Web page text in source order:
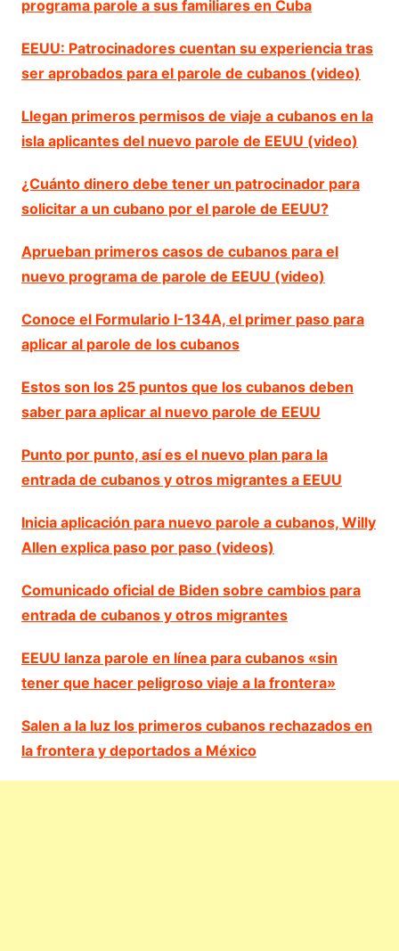
programa parole a sus familiares en Cuba
EEUU: Patrocinadores cuentan su experiencia tras
ser aprobados para el parole de cubanos (video)
Llegan primeros permisos de viaje a cubanos en la
isla aplicantes del nuevo parole de EEUU (video)
¿Cuánto dinero debe tener un patrocinador para
solicitar a un cubano por el parole de EEUU?
Aprueban primeros casos de cubanos para el
nuevo programa de parole de EEUU (video)
Conoce el Formulario I-134A, el primer paso para
aplicar al parole de los cubanos
Estos son los 25 puntos que los cubanos deben
saber para aplicar al nuevo parole de EEUU
Punto por punto, así es el nuevo plan para la
entrada de cubanos y otros migrantes a EEUU
Inicia aplicación para nuevo parole a cubanos, Willy
Allen explica paso por paso (videos)
Comunicado oficial de Biden sobre cambios para
entrada de cubanos y otros migrantes
EEUU lanza parole en línea para cubanos «sin
tener que hacer peligroso viaje a la frontera»
Salen a la luz los primeros cubanos rechazados en
la frontera y deportados a México